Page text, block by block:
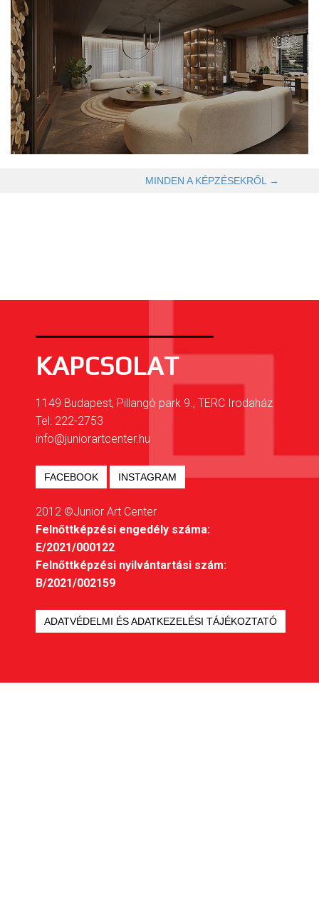
MINDEN A KÉPZÉSEKRŐL →
KAPCSOLAT
1149 Budapest, Pillangó park 9., TERC Irodaház
Tel: 222-2753
info@juniorartcenter.hu
FACEBOOK INSTAGRAM
2012 ©Junior Art Center
Felnőttképzési engedély száma:
E/2021/000122
Felnőttképzési nyilvántartási szám:
B/2021/002159
ADATVÉDELMI ÉS ADATKEZELÉSI TÁJÉKOZTATÓ